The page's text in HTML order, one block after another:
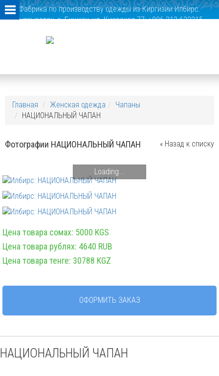
Фабрика по производству одежды из Киргизии Илбирс.
Кыргызстан, г. Бишкек, ул. Киевская 77; +996 312 622215,
Главная Женская одежда
Чапаны
НАЦИОНАЛЬНЫЙ ЧАПАН
Фотографии НАЦИОНАЛЬНЫЙ ЧАПАН « Назад к списку
Loading...
Цена товара сомах: 5000 KGS
Цена товара рублях: 4640 RUB
Цена товара тенге: 30788 KGZ
ОФОРМИТЬ ЗАКАЗ
НАЦИОНАЛЬНЫЙ ЧАПАН